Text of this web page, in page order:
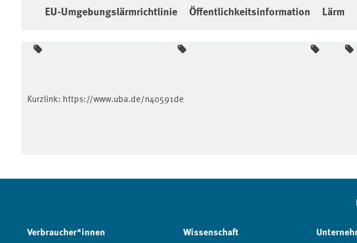
EU-Umgebungslärmrichtlinie Öffentlichkeitsinformation Lärm
Kurzlink: https://www.uba.de/n40591de
Verbraucher*innen Wissenschaft